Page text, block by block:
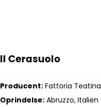
Il Cerasuolo
Producent: Fattoria Teatina
Oprindelse: Abruzzo, Italien